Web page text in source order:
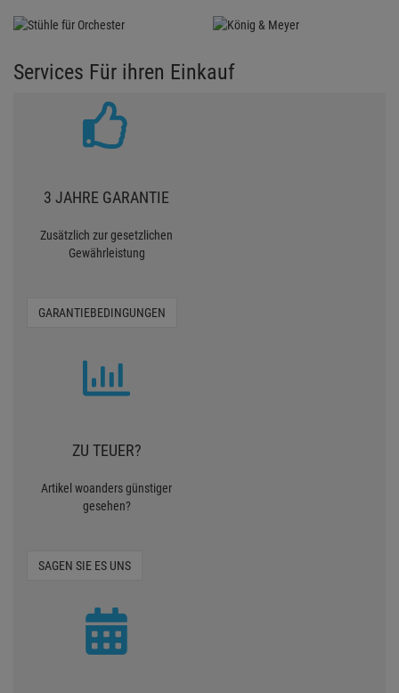
Services Für ihren Einkauf
3 JAHRE GARANTIE
Zusätzlich zur gesetzlichen
Gewährleistung
GARANTIEBEDINGUNGEN
ZU TEUER?
Artikel woanders günstiger
gesehen?
SAGEN SIE ES UNS